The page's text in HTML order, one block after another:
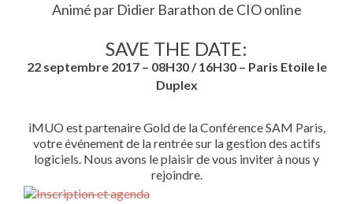
Animé par Didier Barathon de CIO online
SAVE THE DATE:
22 septembre 2017 – 08H30 / 16H30 – Paris Etoile le
Duplex
iMUO est partenaire Gold de la Conférence SAM Paris,
votre événement de la rentrée sur la gestion des actifs
logiciels. Nous avons le plaisir de vous inviter à nous y
rejoindre.